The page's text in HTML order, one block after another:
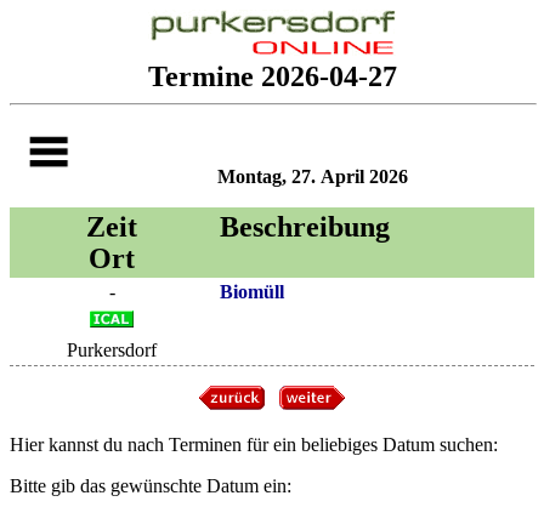
Termine 2026-04-27
Montag, 27. April 2026
Zeit
Ort
Beschreibung
-
Purkersdorf
Biomüll
Hier kannst du nach Terminen für ein beliebiges Datum suchen:
Bitte gib das gewünschte Datum ein: